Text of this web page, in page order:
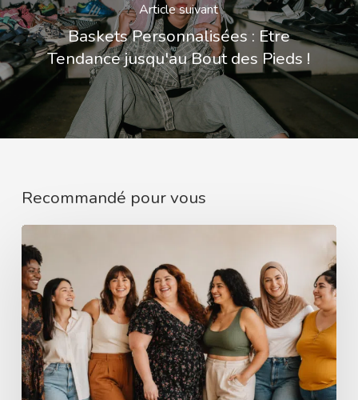
Article suivant
Baskets Personnalisées : Etre
Tendance jusqu'au Bout des Pieds !
Recommandé pour vous
mieux
comprendre
le
corps
d’une
femme